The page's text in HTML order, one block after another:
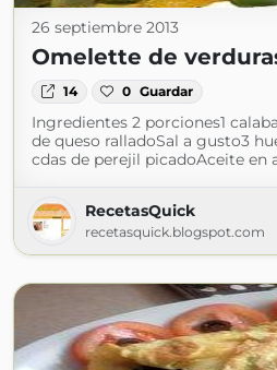
26 septiembre 2013
Omelette de
14 0 Guardar
Ingredientes 2 porciones1
de queso ralladoSal a gusto3
cdas de perejil picadoAceite en
RecetasQuick
recetasquick.blogspot.com